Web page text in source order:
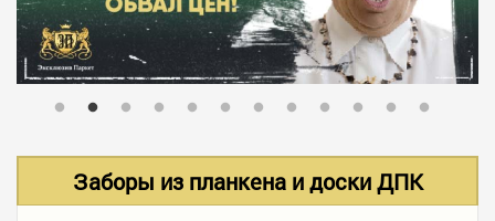
В НАЛИЧИИ
Заборы из планкена и доски ДПК